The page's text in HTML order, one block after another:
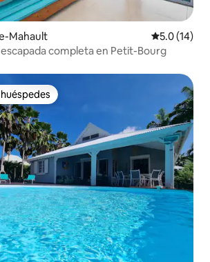
Mahault Calificación
5.0 (14)
escapada completa en Petit-Bourg
Favorito entre huéspedes